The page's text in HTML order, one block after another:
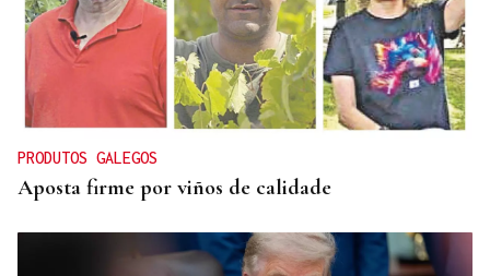
CONATO EXTINGUIDO
Vídeo | Se desata un incendio forestal en una
cantera de Untes
PRODUTOS GALEGOS
Aposta firme por viños de calidade